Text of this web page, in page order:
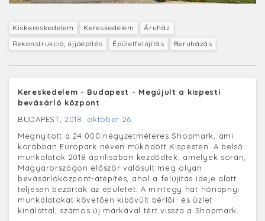
Kiskereskedelem Kereskedelem
Áruház
Rekonstrukció, újjáépítés
Épületfelújítás Beruházás
Kereskedelem - Budapest - Megújult a kispesti
bevásárló központ
BUDAPEST, 2018. október 26.
Megnyitott a 24 000 négyzetméteres Shopmark, ami
korábban Europark néven működött Kispesten. A belső
munkálatok 2018 áprilisában kezdődtek, amelyek során,
Magyarországon először valósult meg olyan
bevásárlóközpont-átépítés, ahol a felújítás ideje alatt
teljesen bezárták az épületet. A mintegy hat hónapnyi
munkálatokat követően kibővült bérlői- és üzlet
kínálattal, számos új márkával tért vissza a Shopmark.